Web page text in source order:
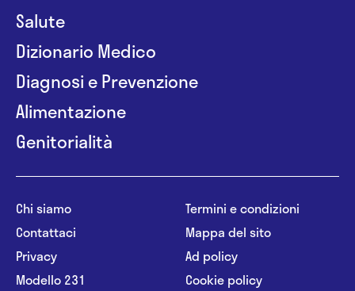
Salute
Dizionario Medico
Diagnosi e Prevenzione
Alimentazione
Genitorialità
Chi siamo
Contattaci
Privacy
Modello 231
Termini e condizioni
Mappa del sito
Ad policy
Cookie policy